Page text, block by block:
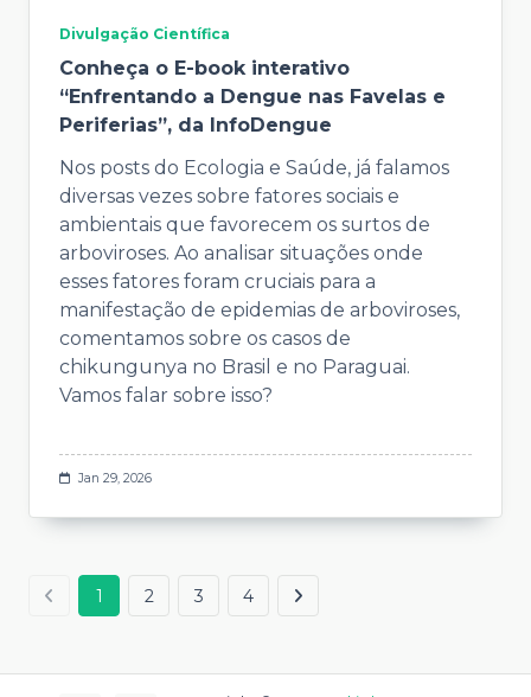
Divulgação Científica
Conheça o E-book interativo
“Enfrentando a Dengue nas Favelas e
Periferias”, da InfoDengue
Nos posts do Ecologia e Saúde, já falamos
diversas vezes sobre fatores sociais e
ambientais que favorecem os surtos de
arboviroses. Ao analisar situações onde
esses fatores foram cruciais para a
manifestação de epidemias de arboviroses,
comentamos sobre os casos de
chikungunya no Brasil e no Paraguai.
Vamos falar sobre isso?
Jan 29, 2026
1 2 3 4